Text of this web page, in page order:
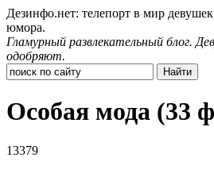
Дезинфо.нет: телепорт в мир
юмора.
Гламурный развлекательный блог.
одобряют.
Особая мода (33
13379